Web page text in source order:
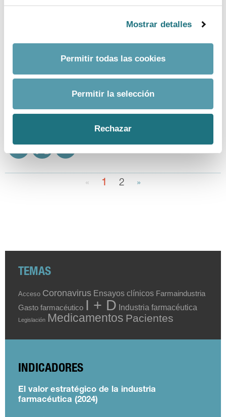
Mostrar detalles
Permitir todas las cookies
Permitir la selección
Rechazar
¿Cuánto tiempo se tarda (y por qué) en
desarrollar un medicamento?
Formato - Tamaño
Temas: i + d
« 1 2 »
TEMAS
Acceso Coronavirus Ensayos clínicos Farmaindustria
Gasto farmacéutico I + D Industria farmacéutica
Legislación Medicamentos Pacientes
INDICADORES
El valor estratégico de la industria
farmacéutica (2024)